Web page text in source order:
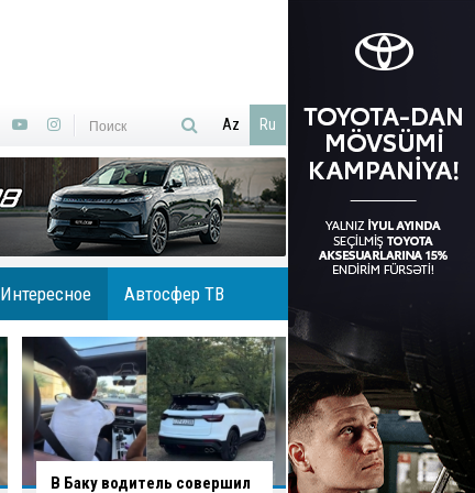
Az Ru
Интересное Автосфер ТВ
В Агджабединском районе
В Хырдалане